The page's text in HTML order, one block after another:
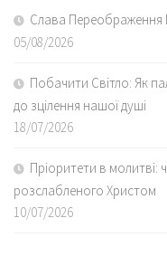
Слава Переображення
05/08/2026
Побачити Світло: Як
до зцілення нашої душі
18/07/2026
Пріоритети в молитві:
розслабленого Христом
10/07/2026